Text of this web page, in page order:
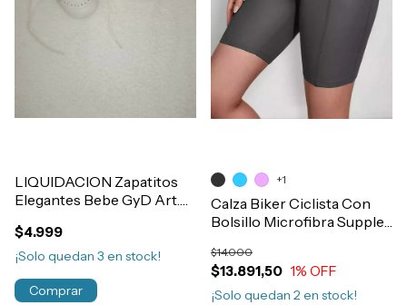
LIQUIDACION Zapatitos
Elegantes Bebe GyD Art.
$4.999
¡Solo quedan 3 en stock!
Comprar
Calza Biker Ciclista Con
Bolsillo Microfibra Supplex
$13.891,50
$14.000
1% OFF
¡Solo quedan 2en stock!
+1